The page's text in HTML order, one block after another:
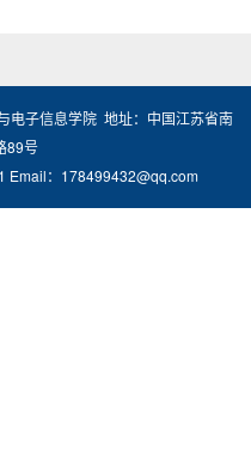
电子信息学院 地址：中国江苏省南
89号
Email：178499432@qq.com